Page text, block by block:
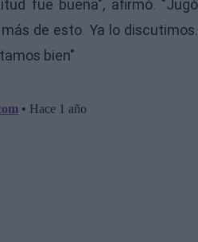
fue buena", afirmó. "Jugó
de esto. Ya lo discutimos.
bien"